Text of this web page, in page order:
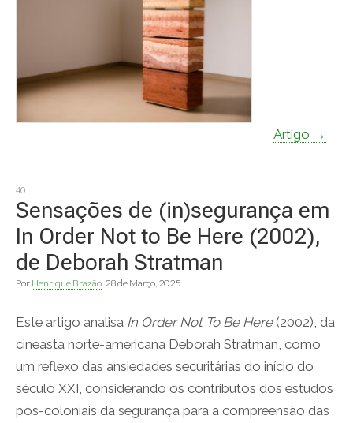
Artigo →
40
Sensações de (in)segurança em
In Order Not to Be Here (2002),
de Deborah Stratman
Por Henrique Brazão 28 de Março, 2025
Este artigo analisa In Order Not To Be Here(2002), da
cineasta norte-americana Deborah Stratman, como
um reflexo das ansiedades securitárias do início do
século XXI, considerando os contributos dos estudos
pós-coloniais da segurança para a compreensão das